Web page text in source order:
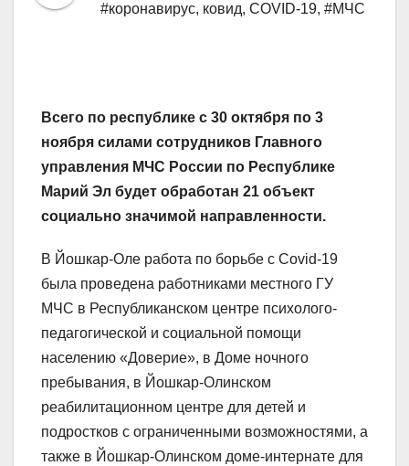
#коронавирус, ковид, COVID-19, #МЧС
Всего по республике с 30 октября по 3
ноября силами сотрудников Главного
управления МЧС России по Республике
Марий Эл будет обработан 21 объект
социально значимой направленности.
В Йошкар-Оле работа по борьбе с Covid-19
была проведена работниками местного ГУ
МЧС в Республиканском центре психолого-
педагогической и социальной помощи
населению «Доверие», в Доме ночного
пребывания, в Йошкар-Олинском
реабилитационном центре для детей и
подростков с ограниченными возможностями, а
также в Йошкар-Олинском доме-интернате для